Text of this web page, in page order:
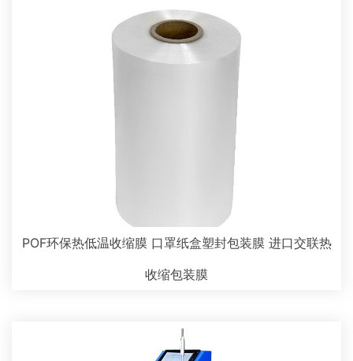
POF环保热低温收缩膜 口罩纸盒塑封包装膜 进口交联热
收缩包装膜